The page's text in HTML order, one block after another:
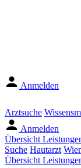
Anmelden
Arztsuche
Anmelden
Übersicht
Suche Hautarzt
Übersicht